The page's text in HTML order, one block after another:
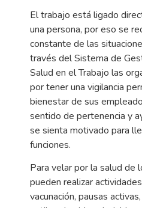
El trabajo está ligado
una persona, por eso se
constante de las
través del Sistema de
Salud en el Trabajo las
por tener una vigilancia
bienestar de sus
sentido de pertenencia y
se sienta motivado para
funciones.
Para velar por la salud de
pueden realizar
vacunación, pausas